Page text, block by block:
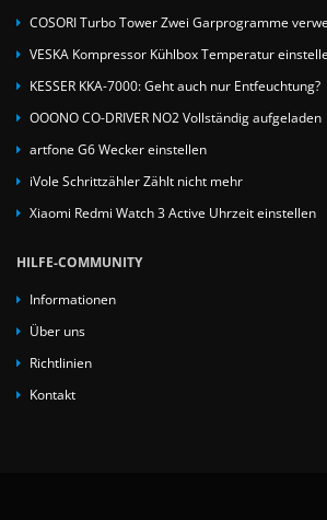
COSORI Turbo Tower Zwei Garprogramme
VESKA Kompressor Kühlbox Temperatur
KESSER KKA-7000: Geht auch nur Entfeuchtung?
OOONO CO-DRIVER NO2 Vollständig aufgeladen
artfone G6 Wecker einstellen
iVole Schrittzähler Zählt nicht mehr
Xiaomi Redmi Watch 3 Active Uhrzeit einstellen
HILFE-COMMUNITY
Informationen
Über uns
Richtlinien
Kontakt